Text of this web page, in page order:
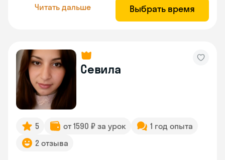
Читать дальше Выбрать время
Севила
5 от 1590 ₽ за урок
1 год опыта
2 отзыва